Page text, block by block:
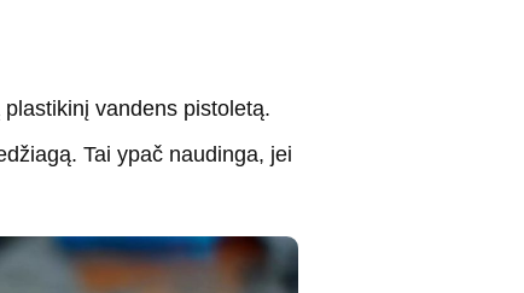
vandens pistoletą.
Tai ypač naudinga, jei